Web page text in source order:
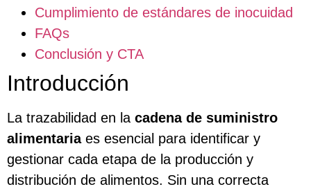
Cumplimiento de estándares de inocuidad
FAQs
Conclusión y CTA
Introducción
La trazabilidad en la cadena de suministro
alimentariaes esencial para identificar y
gestionar cada etapa de la producción y
distribución de alimentos. Sin una correcta